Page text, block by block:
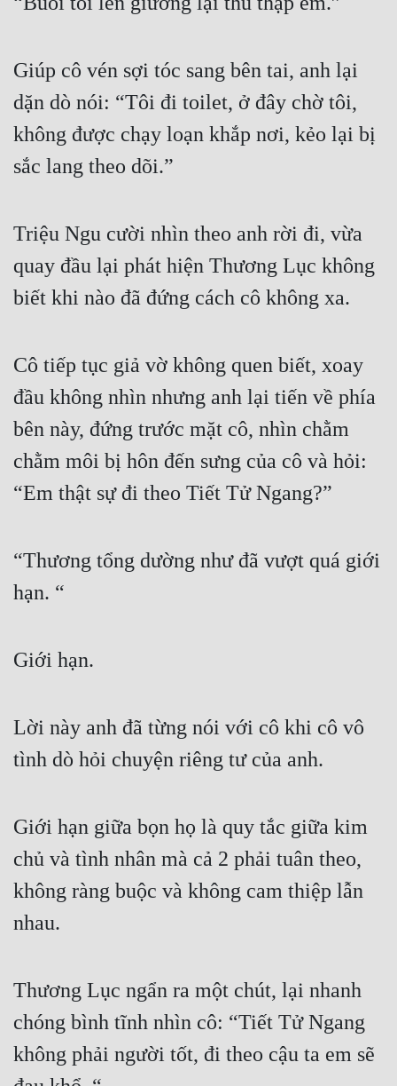
Giúp cô vén sợi tóc sang bên tai, anh lại
dặn dò nói: “Tôi đi toilet, ở đây chờ tôi,
không được chạy loạn khắp nơi, kẻo lại bị
sắc lang theo dõi.”
Triệu Ngu cười nhìn theo anh rời đi, vừa
quay đầu lại phát hiện Thương Lục không
biết khi nào đã đứng cách cô không xa.
Cô tiếp tục giả vờ không quen biết, xoay
đầu không nhìn nhưng anh lại tiến về phía
bên này, đứng trước mặt cô, nhìn chằm
chằm môi bị hôn đến sưng của cô và hỏi:
“Em thật sự đi theo Tiết Tử Ngang?”
“Thương tổng dường như đã vượt quá giới
hạn. “
Giới hạn.
Lời này anh đã từng nói với cô khi cô vô
tình dò hỏi chuyện riêng tư của anh.
Giới hạn giữa bọn họ là quy tắc giữa kim
chủ và tình nhân mà cả 2 phải tuân theo,
không ràng buộc và không cam thiệp lẫn
nhau.
Thương Lục ngẩn ra một chút, lại nhanh
chóng bình tĩnh nhìn cô: “Tiết Tử Ngang
không phải người tốt, đi theo cậu ta em sẽ